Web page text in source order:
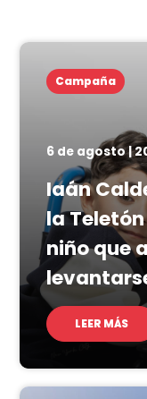
Campaña
6 de agosto |
Iaán
la
niño que
LEER MÁS